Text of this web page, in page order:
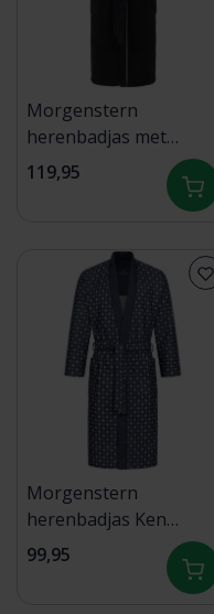
Morgenstern
herenbadjas met
capuchon Daniel
chromezwart/petrol
119,95
Morgenstern
herenbadjas Ken
marine Maat M
99,95